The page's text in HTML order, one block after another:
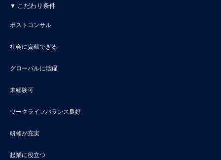
こだわり条件
ポストコンサル
社会に貢献できる
グローバルに活躍
未経験可
ワークライフバランス良好
研修が充実
起業に役立つ